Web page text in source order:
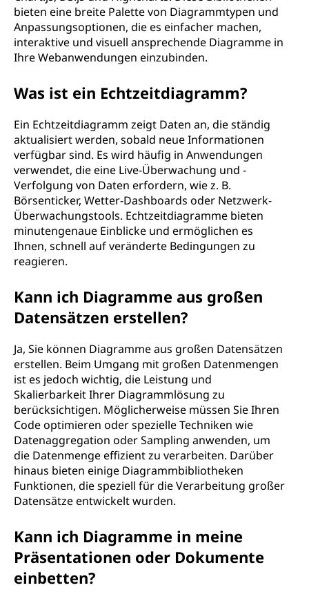
bieten eine breite Palette von Diagrammtypen und
Anpassungsoptionen, die es einfacher machen,
interaktive und visuell ansprechende Diagramme in
Ihre Webanwendungen einzubinden.
Was ist ein Echtzeitdiagramm?
Ein Echtzeitdiagramm zeigt Daten an, die ständig
aktualisiert werden, sobald neue Informationen
verfügbar sind. Es wird häufig in Anwendungen
verwendet, die eine Live-Überwachung und -
Verfolgung von Daten erfordern, wie z. B.
Börsenticker, Wetter-Dashboards oder Netzwerk-
Überwachungstools. Echtzeitdiagramme bieten
minutengenaue Einblicke und ermöglichen es
Ihnen, schnell auf veränderte Bedingungen zu
reagieren.
Kann ich Diagramme aus großen
Datensätzen erstellen?
Ja, Sie können Diagramme aus großen Datensätzen
erstellen. Beim Umgang mit großen Datenmengen
ist es jedoch wichtig, die Leistung und
Skalierbarkeit Ihrer Diagrammlösung zu
berücksichtigen. Möglicherweise müssen Sie Ihren
Code optimieren oder spezielle Techniken wie
Datenaggregation oder Sampling anwenden, um
die Datenmenge effizient zu verarbeiten. Darüber
hinaus bieten einige Diagrammbibliotheken
Funktionen, die speziell für die Verarbeitung großer
Datensätze entwickelt wurden.
Kann ich Diagramme in meine
Präsentationen oder Dokumente
einbetten?